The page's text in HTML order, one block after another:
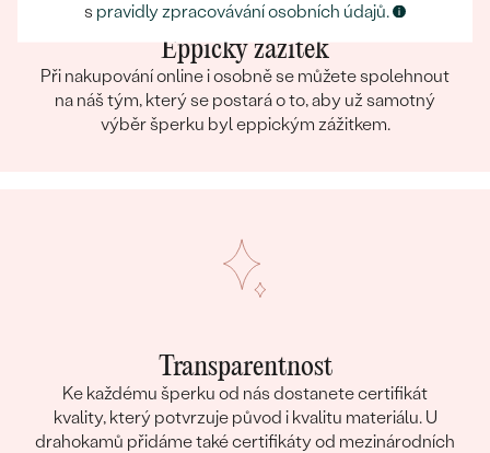
Eppický zážitek
Při nakupování online i osobně se můžete spolehnout
na náš tým, který se postará o to, aby už samotný
výběr šperku byl eppickým zážitkem.
Transparentnost
Ke každému šperku od nás dostanete certifikát
kvality, který potvrzuje původ i kvalitu materiálu. U
drahokamů přidáme také certifikáty od mezinárodních
s pravidly zpracovávání osobních údajů.